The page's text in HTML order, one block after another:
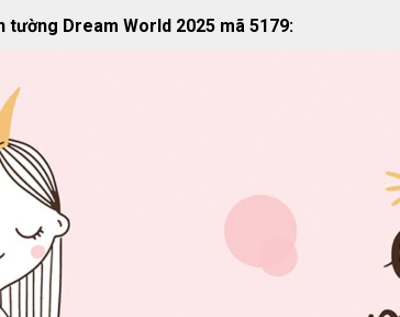
tường Dream World 2025 mã 5179: